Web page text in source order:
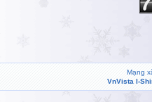
Mạng
VnVista I-